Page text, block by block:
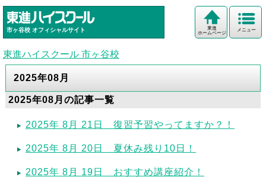
市ヶ谷校 オフィシャルサイト メニュー
東進
ホームページ
東進ハイスクール 市ヶ谷校
2025年08月
2025年08月の記事一覧
2025年 8月 21日 復習予習やってますか？！
2025年 8月 20日 夏休み残り10日！
2025年 8月 19日 おすすめ講座紹介！